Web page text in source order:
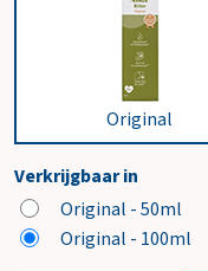
Original
Verkrijgbaar in
Original - 50ml
Original - 100ml